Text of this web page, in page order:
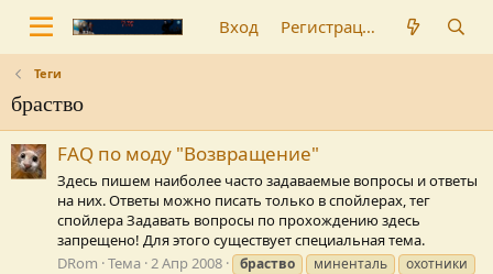
Вход Регистрация
Теги
браство
FAQ по моду "Возвращение"
Здесь пишем наиболее часто задаваемые вопросы и ответы
на них. Ответы можно писать только в спойлерах, тег
спойлера Задавать вопросы по прохождению здесь
запрещено! Для этого существует специальная тема.
DRom Тема 2 Апр 2008 браство миненталь
охотники